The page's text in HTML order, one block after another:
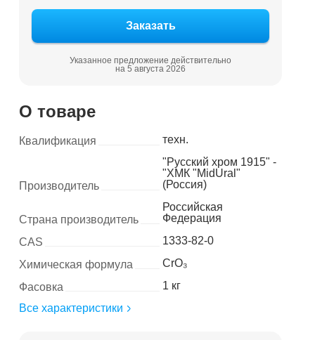
Указанное предложение действительно
на 5 августа 2026
О товаре
Квалификация техн.
Производитель
"Русский хром 1915" -
"ХМК "MidUral"
(Россия)
Страна производитель
Российская
Федерация
CAS
1333-82-0
Химическая формула
CrO₃
Фасовка
1 кг
Все характеристики